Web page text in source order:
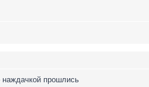
наждачкой прошлись